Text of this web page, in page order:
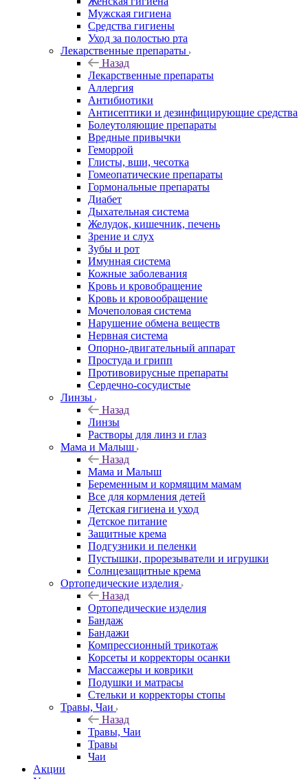
Мужская гигиена
Средства гигиены
Уход за полостью рта
Лекарственные препараты
Назад
Лекарственные препараты
Аллергия
Антибиотики
Антисептики и дезинфицирующие средства
Болеутоляющие препараты
Вредные привычки
Геморрой
Глисты, вши, чесотка
Гомеопатические препараты
Гормональные препараты
Диабет
Дыхательная система
Желудок, кишечник, печень
Зрение и слух
Зубы и рот
Имунная система
Кожные заболевания
Кровь и кровобращение
Кровь и кровообращение
Мочеполовая система
Нарушение обмена веществ
Нервная система
Опорно-двигательный аппарат
Простуда и грипп
Противовирусные препараты
Сердечно-сосудистые
Линзы
Назад
Линзы
Растворы для линз и глаз
Мама и Малыш
Назад
Мама и Малыш
Беременным и кормящим мамам
Все для кормления детей
Детская гигиена и уход
Детское питание
Защитные крема
Подгузники и пеленки
Пустышки, прорезыватели и игрушки
Солнцезащитные крема
Ортопедические изделия
Назад
Ортопедические изделия
Бандаж
Бандажи
Компрессионный трикотаж
Корсеты и корректоры осанки
Массажеры и коврики
Подушки и матрасы
Стельки и корректоры стопы
Травы, Чаи
Назад
Травы, Чаи
Травы
Чаи
Акции